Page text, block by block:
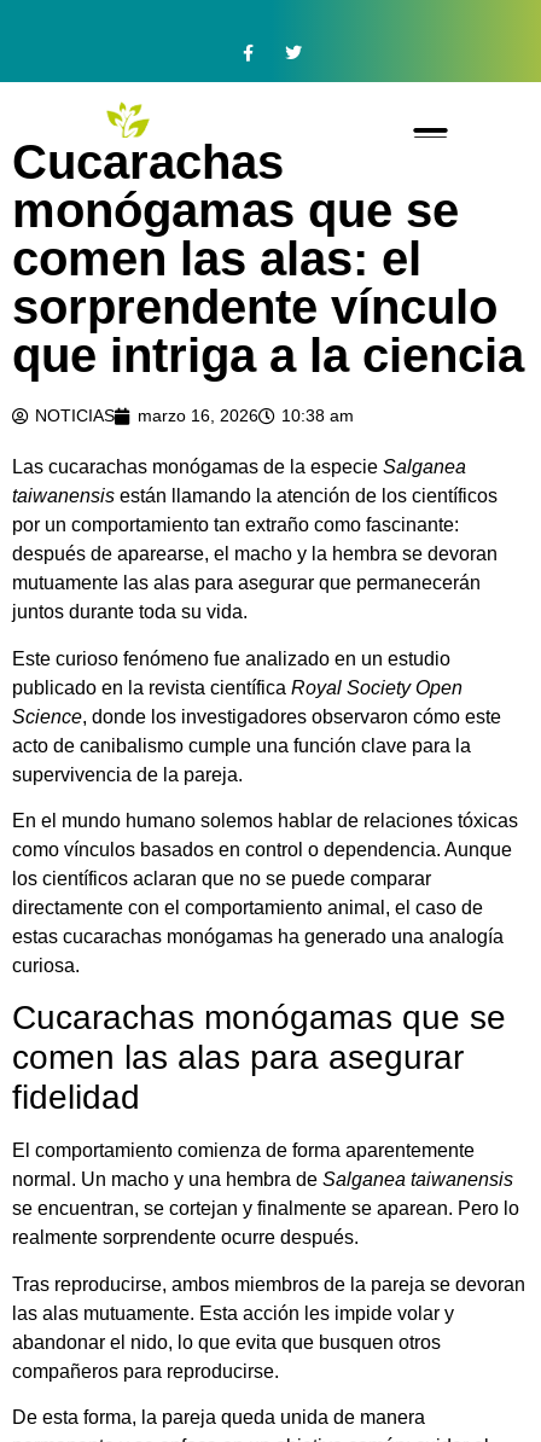
Cucarachas
monógamas que se
comen las alas: el
sorprendente vínculo
que intriga a la ciencia
NOTICIAS marzo 16, 2026 10:38 am
Las cucarachas monógamas de la especie Salganea
taiwanensis están llamando la atención de los científicos
por un comportamiento tan extraño como fascinante:
después de aparearse, el macho y la hembra se devoran
mutuamente las alas para asegurar que permanecerán
juntos durante toda su vida.
Este curioso fenómeno fue analizado en un estudio
publicado en la revista científica Royal SocietyOpen
Science, donde los investigadores observaron cómo este
acto de canibalismo cumple una función clave para la
supervivencia de la pareja.
En el mundo humano solemos hablar de relaciones tóxicas
como vínculos basados en control o dependencia. Aunque
los científicos aclaran que no se puede comparar
directamente con el comportamiento animal, el caso de
estas cucarachas monógamas ha generado una analogía
curiosa.
Cucarachas monógamas que se
comen las alas para asegurar
fidelidad
El comportamiento comienza de forma aparentemente
normal. Un macho y una hembra de Salganea taiwanensis
se encuentran, se cortejan y finalmente se aparean. Pero lo
realmente sorprendente ocurre después.
Tras reproducirse, ambos miembros de la pareja se devoran
las alas mutuamente. Esta acción les impide volar y
abandonar el nido, lo que evita que busquen otros
compañeros para reproducirse.
De esta forma, la pareja queda unida de manera